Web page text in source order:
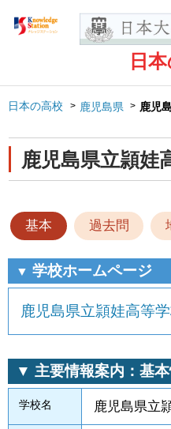
日
日本の高校 鹿児島県 鹿児
鹿児島県立頴娃
基本 過去問
▼ 学校ホームページ
鹿児島県立頴娃高等
▼ 主要情報案内：基
学校名 鹿児島県立